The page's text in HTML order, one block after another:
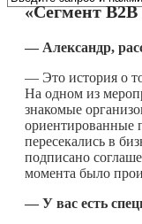
«Сегмент В2В
— Александр,
— Это история о
На одном из
знакомые
ориентированные
пересекались в
подписано
момента было
— У вас есть